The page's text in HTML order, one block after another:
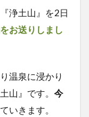
浄土山』を2日
お送りしまし
温泉に浸かり
山』です。 今
いきます。